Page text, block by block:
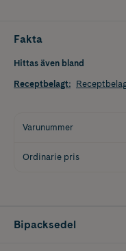
Fakta
Hittas även bland
Receptbelagt:
Varunummer
Ordinarie pris
Bipacksedel